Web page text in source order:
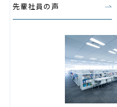
先輩社員の声